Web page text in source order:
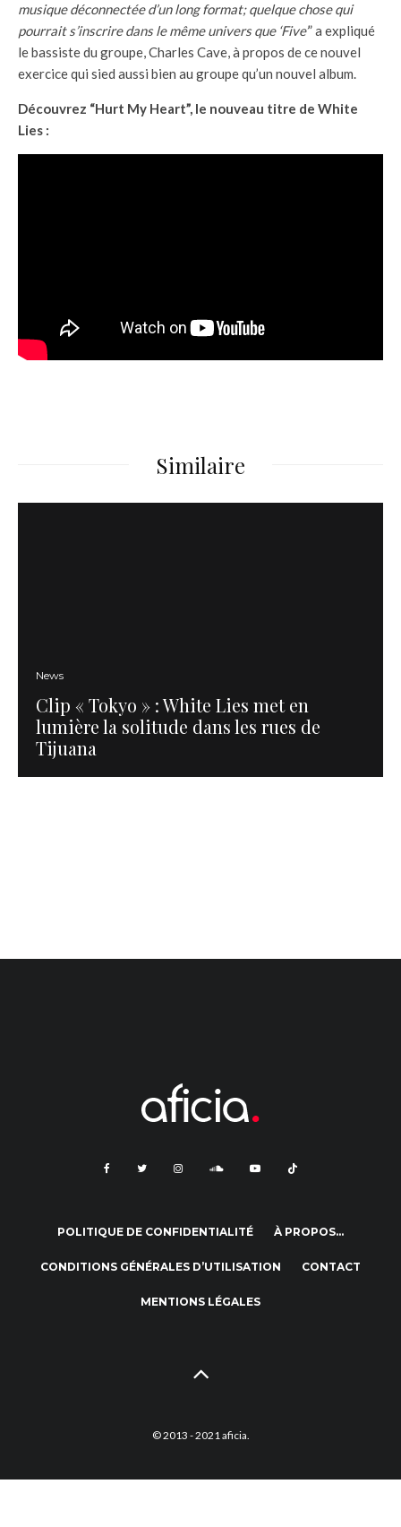
musique déconnectée d’un long format; quelque chose qui
pourrait s’inscrire dans le même univers que ‘Five’” a expliqué
le bassiste du groupe, Charles Cave, à propos de ce nouvel
exercice qui sied aussi bien au groupe qu’un nouvel album.
Découvrez “Hurt My Heart”, le nouveau titre de White
Lies :
Similaire
News
Clip « Tokyo » : White Lies met en
lumière la solitude dans les rues de
Tijuana
POLITIQUE DE CONFIDENTIALITÉ À PROPOS…
CONDITIONS GÉNÉRALES D’UTILISATION CONTACT
MENTIONS LÉGALES
© 2013 - 2021 aficia.